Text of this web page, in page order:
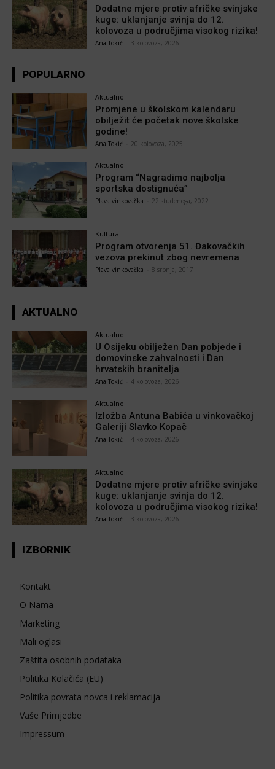
Dodatne mjere protiv afričke svinjske
kuge: uklanjanje svinja do 12.
kolovoza u područjima visokog rizika!
Ana Tokić 3 kolovoza, 2026
POPULARNO
Aktualno
Promjene u školskom kalendaru
obilježit će početak nove školske
godine!
Ana Tokić 20 kolovoza, 2025
Aktualno
Program “Nagradimo najbolja
sportska dostignuća”
Plava vinkovačka 22 studenoga, 2022
Kultura
Program otvorenja 51. Đakovačkih
vezova prekinut zbog nevremena
Plava vinkovačka 8 srpnja, 2017
AKTUALNO
Aktualno
U Osijeku obilježen Dan pobjede i
domovinske zahvalnosti i Dan
hrvatskih branitelja
Ana Tokić 4 kolovoza, 2026
Aktualno
Izložba Antuna Babića u vinkovačkoj
Galeriji Slavko Kopač
Ana Tokić 4 kolovoza, 2026
Aktualno
Dodatne mjere protiv afričke svinjske
kuge: uklanjanje svinja do 12.
kolovoza u područjima visokog rizika!
Ana Tokić 3 kolovoza, 2026
IZBORNIK
Kontakt
O Nama
Marketing
Mali oglasi
Zaštita osobnih podataka
Politika Kolačića (EU)
Politika povrata novca i reklamacija
Vaše Primjedbe
Impressum